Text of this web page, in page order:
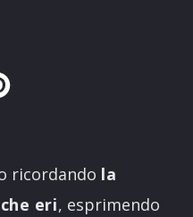
ricordando la
eri, esprimendo